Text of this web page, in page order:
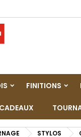
FINITIONS
STYLOS